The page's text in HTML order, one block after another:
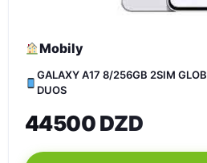
Mobily
GALAXY A17 8/256GB 2SIM
DUOS
44500 DZD